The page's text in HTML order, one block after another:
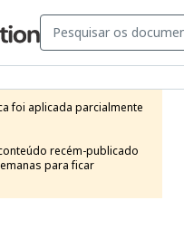
foi aplicada parcialmente
recém-publicado
para ficar